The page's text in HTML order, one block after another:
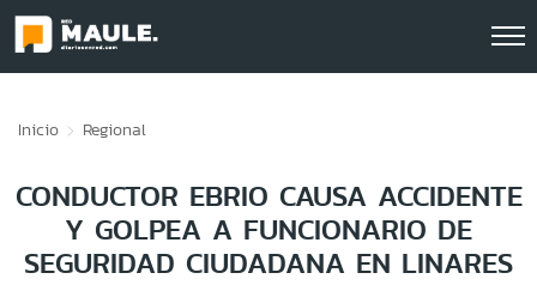
Inicio Regional
CONDUCTOR EBRIO CAUSA ACCIDENTE
Y GOLPEA A FUNCIONARIO DE
SEGURIDAD CIUDADANA EN LINARES